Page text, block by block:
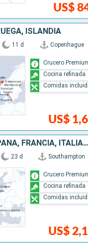
US$
ISLANDIA
11 d Copenhague
US$
Crucero
Cocina refinada
Comidas
REINO UNIDO, ESPAÑA, FRANCIA, ITALIA, BÉLGICA, PAISES BAJOS, NORUEGA, DINAMARCA
23 d Southampton
US$
Crucero
Cocina refinada
Comidas